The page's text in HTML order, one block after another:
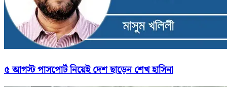
৫ আগস্ট পাসপোর্ট নিয়েই দেশ ছাড়েন শেখ হাসিনা